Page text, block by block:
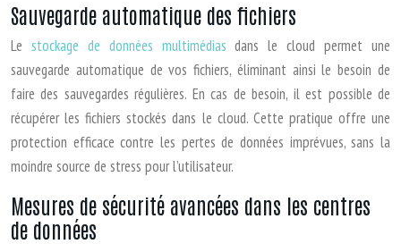
Sauvegarde automatique des fichiers
Le stockage de données multimédias dans le cloud permet une
sauvegarde automatique de vos fichiers, éliminant ainsi le besoin de
faire des sauvegardes régulières. En cas de besoin, il est possible de
récupérer les fichiers stockés dans le cloud. Cette pratique offre une
protection efficace contre les pertes de données imprévues, sans la
moindre source de stress pour l’utilisateur.
Mesures de sécurité avancées dans les centres
de données